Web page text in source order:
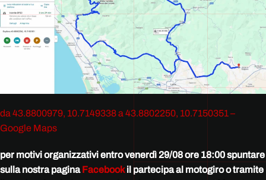
da 43.8800979, 10.7149338 a 43.8802250, 10.7150351 –
Google Maps
per motivi organizzativi entro venerdì 29/08 ore 18:00 spuntare
sulla nostra paginaFacebookil partecipa al motogiro o tramite